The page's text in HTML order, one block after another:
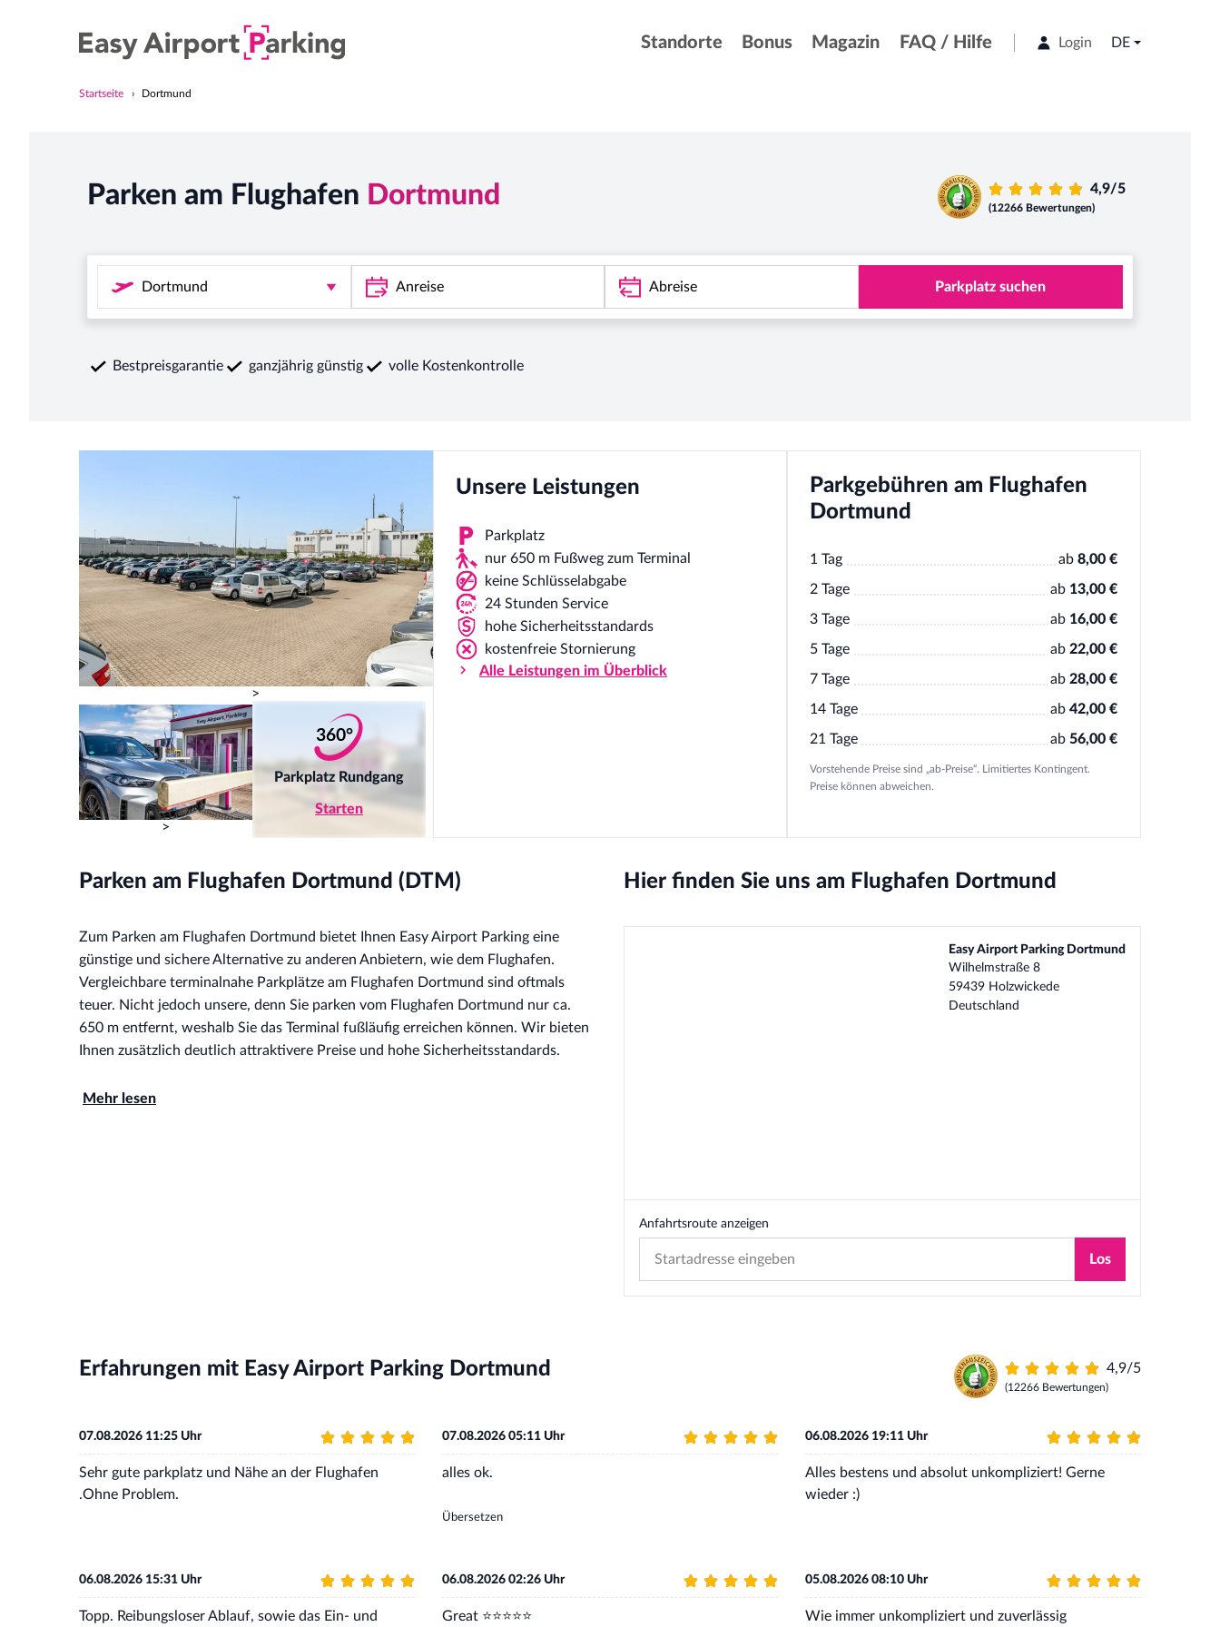
Standorte Bonus Magazin FAQ / Hilfe Login DE
Startseite Dortmund
Parken am Flughafen Dortmund 4,9/5
(12266 Bewertungen)
Parkplatz suchen
Bestpreisgarantie ganzjährig günstig volle Kostenkontrolle
>
>
Parkplatz Rundgang
Starten
Unsere Leistungen
Parkplatz
nur 650 m Fußweg zum Terminal
keine Schlüsselabgabe
24 Stunden Service
hohe Sicherheitsstandards
kostenfreie Stornierung
Alle Leistungen im Überblick
Parkgebühren am Flughafen
Dortmund
1 Tag ab 8,00 €
2 Tage ab 13,00 €
3 Tage ab 16,00 €
5 Tage ab 22,00 €
7 Tage ab 28,00 €
14 Tage ab 42,00 €
21 Tage ab 56,00 €
Vorstehende Preise sind „ab-Preise“. Limitiertes Kontingent.
Preise können abweichen.
Parken am Flughafen Dortmund (DTM)
Zum Parken am Flughafen Dortmund bietet Ihnen Easy Airport Parking eine
günstige und sichere Alternative zu anderen Anbietern, wie dem Flughafen.
Vergleichbare terminalnahe Parkplätze am Flughafen Dortmund sind oftmals
teuer. Nicht jedoch unsere, denn Sie parken vom Flughafen Dortmund nur ca.
650 m entfernt, weshalb Sie das Terminal fußläufig erreichen können. Wir bieten
Ihnen zusätzlich deutlich attraktivere Preise und hohe Sicherheitsstandards.
Mehr lesen
Hier finden Sie uns am Flughafen Dortmund
Easy Airport Parking Dortmund
Wilhelmstraße 8
59439 Holzwickede
Deutschland
Anfahrtsroute anzeigen
Los
Erfahrungen mit Easy Airport Parking Dortmund 4,9/5
(12266 Bewertungen)
07.08.2026 11:25 Uhr
Sehr gute parkplatz und Nähe an der Flughafen
.Ohne Problem.
07.08.2026 05:11 Uhr
alles ok.
Übersetzen
06.08.2026 19:11 Uhr
Alles bestens und absolut unkompliziert! Gerne
wieder :)
06.08.2026 15:31 Uhr
Topp. Reibungsloser Ablauf, sowie das Ein- und
06.08.2026 02:26 Uhr
Great ⭐️⭐️⭐️⭐️⭐️
05.08.2026 08:10 Uhr
Wie immer unkompliziert und zuverlässig